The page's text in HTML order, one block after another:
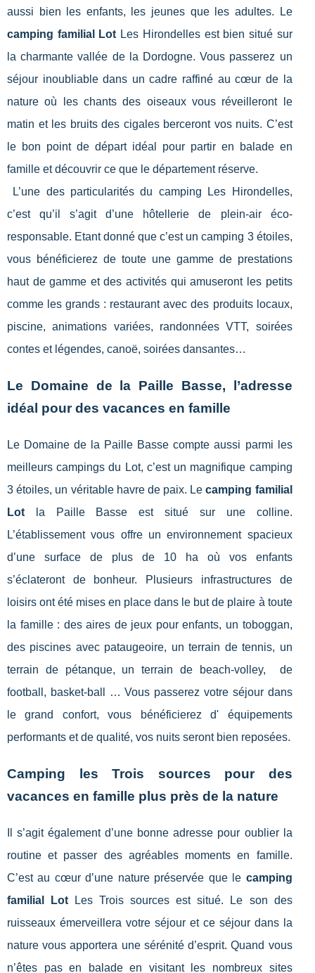
aussi bien les enfants, les jeunes que les adultes. Le
camping familial Lot Les Hirondelles est bien situé sur
la charmante vallée de la Dordogne. Vous passerez un
séjour inoubliable dans un cadre raffiné au cœur de la
nature où les chants des oiseaux vous réveilleront le
matin et les bruits des cigales berceront vos nuits. C’est
le bon point de départ idéal pour partir en balade en
famille et découvrir ce que le département réserve.
L’une des particularités du camping Les Hirondelles,
c’est qu’il s’agit d’une hôtellerie de plein-air éco-
responsable. Etant donné que c’est un camping 3 étoiles,
vous bénéficierez de toute une gamme de prestations
haut de gamme et des activités qui amuseront les petits
comme les grands : restaurant avec des produits locaux,
piscine, animations variées, randonnées VTT, soirées
contes et légendes, canoë, soirées dansantes…
Le Domaine de la Paille Basse, l’adresse
idéal pour des vacances en famille
Le Domaine de la Paille Basse compte aussi parmi les
meilleurs campings du Lot, c’est un magnifique camping
3 étoiles, un véritable havre de paix. Lecamping familial
Lot la Paille Basse est situé sur une colline.
L’établissement vous offre un environnement spacieux
d’une surface de plus de 10 ha où vos enfants
s’éclateront de bonheur. Plusieurs infrastructures de
loisirs ont été mises en place dans le but de plaire à toute
la famille : des aires de jeux pour enfants, un toboggan,
des piscines avec pataugeoire, un terrain de tennis, un
terrain de pétanque, un terrain de beach-volley, de
football, basket-ball … Vous passerez votre séjour dans
le grand confort, vous bénéficierez d' équipements
performants et de qualité, vos nuits seront bien reposées.
Camping les Trois sources pour des
vacances en famille plus près de la nature
Il s’agit également d’une bonne adresse pour oublier la
routine et passer des agréables moments en famille.
C’est au cœur d’une nature préservée que le camping
familial Lot Les Trois sources est situé. Le son des
ruisseaux émerveillera votre séjour et ce séjour dans la
nature vous apportera une sérénité d’esprit. Quand vous
n’êtes pas en balade en visitant les nombreux sites